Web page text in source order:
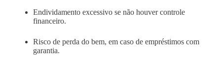
Endividamento excessivo se não houver controle
financeiro.
Risco de perda do bem, em caso de empréstimos com
garantia.